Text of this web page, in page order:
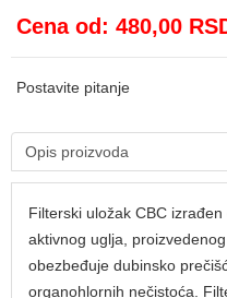
Cena od: 480,00
Postavite pitanje
Opis proizvoda
Filterski uložak CBC
aktivnog uglja,
obezbeđuje dubinsko
organohlornih nečistoća.